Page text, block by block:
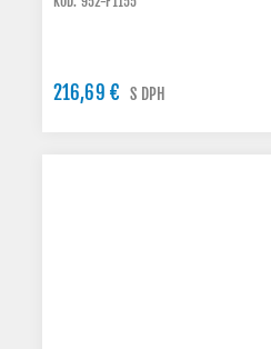
216,69 € S DPH